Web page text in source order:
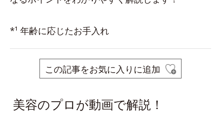
*¹ 年齢に応じたお手入れ
この記事をお気に入りに追加
美容のプロが動画で解説！